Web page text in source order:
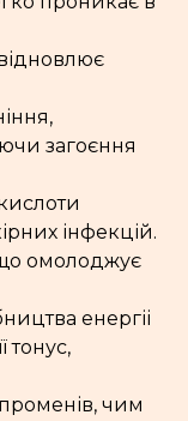
загоєння
інфекцій.
омолоджує
енергіі
тонус,
чим